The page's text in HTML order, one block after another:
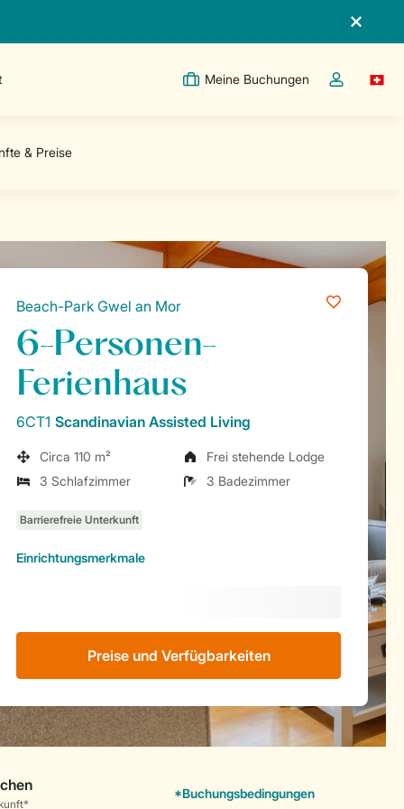
Meine Buchungen
Dropdown-
Beach-Park Gwel an Mor
6-Personen-
Ferienhaus
6CT1 Scandinavian Assisted Living
Circa 110 m²
Frei stehende Lodge
3 Schlafzimmer
3 Badezimmer
Einrichtungsmerkmale
Preise und Verfügbarkeiten